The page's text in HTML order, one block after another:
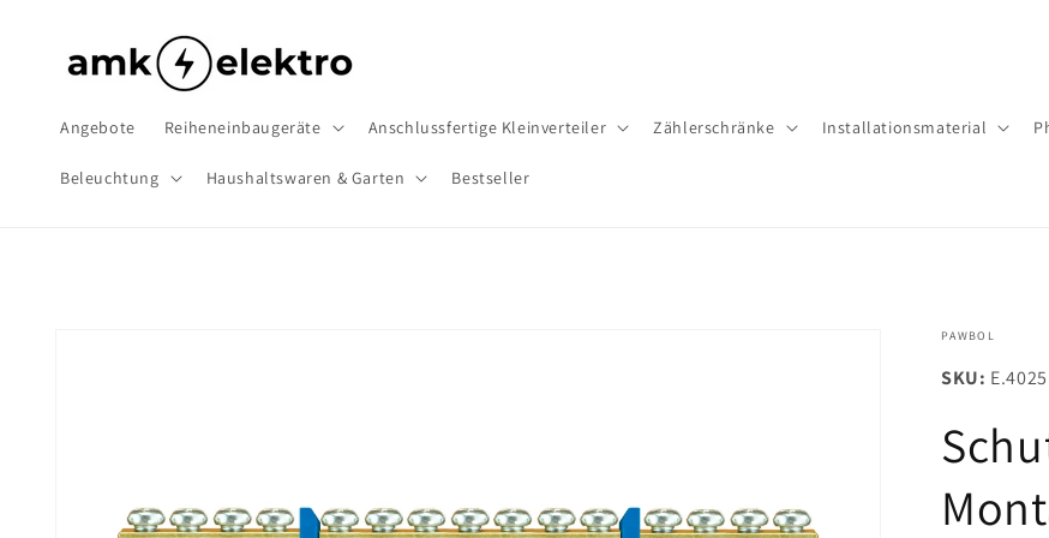
Angebote Reiheneinbaugeräte Anschlussfertige Kleinverteiler Zäh­ler­schrän­ke Installationsmaterial
Beleuchtung Haushaltswaren & Garten Bestseller
PAWBOL
SKU: E.4025